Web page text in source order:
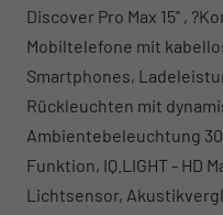
Discover Pro Max 15'' ,
Mobiltelefone mit
Smartphones,
Rückleuchten mit
Ambientebeleuchtung
Funktion, IQ.LIGHT - HD
Lichtsensor,